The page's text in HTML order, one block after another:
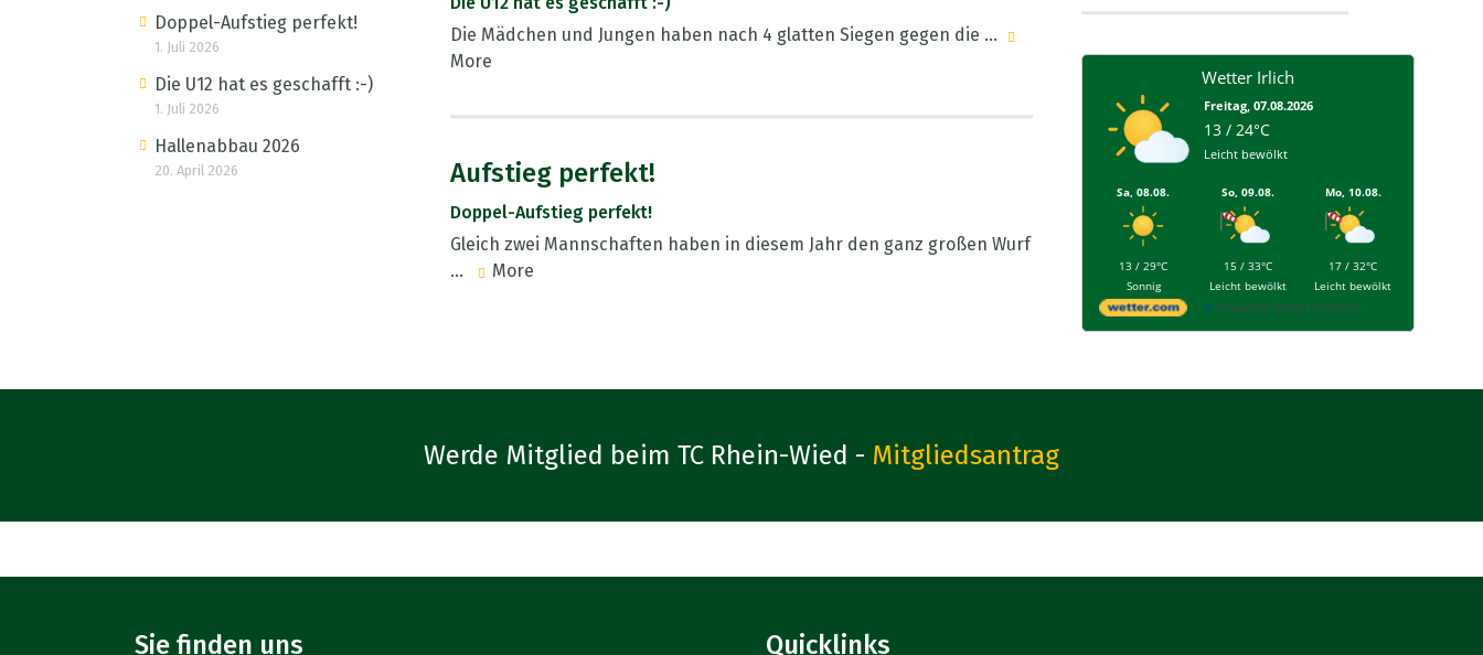
Doppel-Aufstieg perfekt!
1. Juli 2026
Die U12 hat es geschafft :-)
1. Juli 2026
Hallenabbau 2026
20. April 2026
Die Mädchen und Jungen haben nach 4 glatten Siegen gegen die ...
More
Aufstieg perfekt!
Doppel-Aufstieg perfekt!
Gleich zwei Mannschaften haben in diesem Jahr den ganz großen Wurf
...
More
Wetter Irlich
Freitag, 07.08.2026
13 / 24°C
Leicht bewölkt
Sa, 08.08.
13 / 29°C
Sonnig
So, 09.08.
15 / 33°C
Leicht bewölkt
Mo, 10.08.
17 / 32°C
Leicht bewölkt
Aktuelles Wetter ansehen
Werde Mitglied beim TC Rhein-Wied - Mitgliedsantrag
Sie finden uns Quicklinks